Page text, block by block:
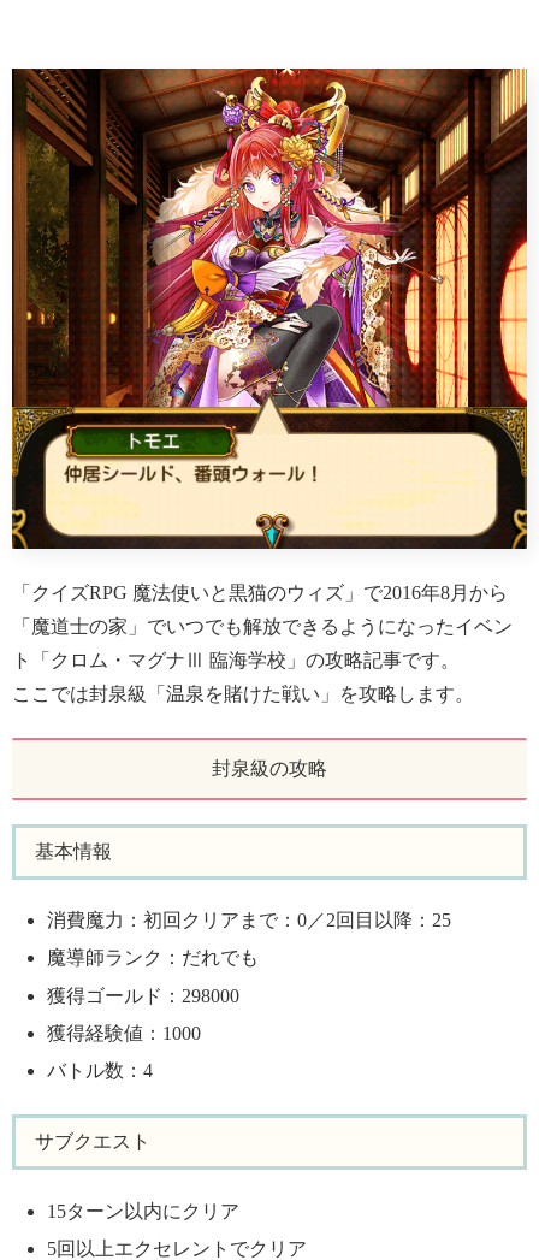
「クイズRPG 魔法使いと黒猫のウィズ」で2016年8月から
「魔道士の家」でいつでも解放できるようになったイベン
ト「クロム・マグナⅢ 臨海学校」の攻略記事です。
ここでは封泉級「温泉を賭けた戦い」を攻略します。
封泉級の攻略
基本情報
消費魔力：初回クリアまで：0／2回目以降：25
魔導師ランク：だれでも
獲得ゴールド：298000
獲得経験値：1000
バトル数：4
サブクエスト
15ターン以内にクリア
5回以上エクセレントでクリア